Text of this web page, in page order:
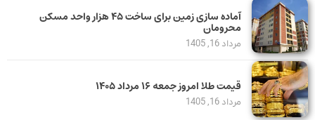
آماده سازی زمین برای ساخت ۴۵ هزار واحد مسکن
محرومان
مرداد 16, 1405
قیمت طلا امروز جمعه ۱۶ مرداد ۱۴۰۵
مرداد 16, 1405